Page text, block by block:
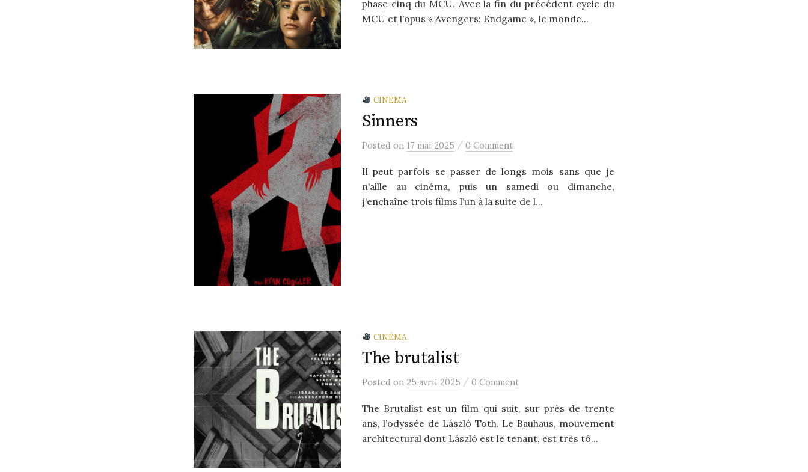
phase cinq du MCU. Avec la fin du précédent cycle du
MCU et l’opus « Avengers: Endgame », le monde...
CINÉMA
Sinners
Posted on 17 mai 2025 / 0 Comment
Il peut parfois se passer de longs mois sans que je
n’aille au cinéma, puis un samedi ou dimanche,
j’enchaîne trois films l’un à la suite de l...
CINÉMA
The brutalist
Posted on 25 avril 2025 / 0 Comment
The Brutalist est un film qui suit, sur près de trente
ans, l’odyssée de László Toth. Le Bauhaus, mouvement
architectural dont László est le tenant, est très tô...